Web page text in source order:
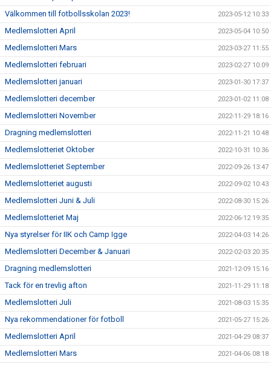
Välkommen till fotbollsskolan 2023! 2023-05-12 10:33
Medlemslotteri April 2023-05-04 10:50
Medlemslotteri Mars 2023-03-27 11:55
Medlemslotteri februari 2023-02-27 10:09
Medlemslotteri januari 2023-01-30 17:37
Medlemslotteri december 2023-01-02 11:08
Medlemslotteri November 2022-11-29 18:16
Dragning medlemslotteri 2022-11-21 10:48
Medlemslotteriet Oktober 2022-10-31 10:36
Medlemslotteriet September 2022-09-26 13:47
Medlemslotteriet augusti 2022-09-02 10:43
Medlemslotteri Juni & Juli 2022-08-30 15:26
Medlemslotteriet Maj 2022-06-12 19:35
Nya styrelser för IIK och Camp Igge 2022-04-03 14:26
Medlemslotteri December & Januari 2022-02-03 20:35
Dragning medlemslotteri 2021-12-09 15:16
Tack för en trevlig afton 2021-11-29 11:18
Medlemslotteri Juli 2021-08-03 15:35
Nya rekommendationer för fotboll 2021-05-27 15:26
Medlemslotteri April 2021-04-29 08:37
Medlemslotteri Mars 2021-04-06 08:18